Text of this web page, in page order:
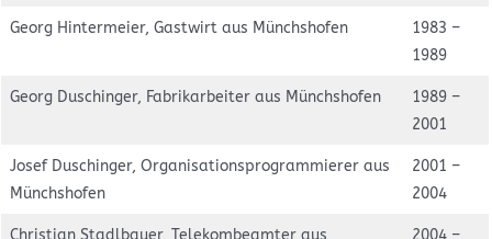
Georg Hintermeier, Gastwirt aus Münchshofen
1983 –
1989
Georg Duschinger, Fabrikarbeiter aus Münchshofen
1989 –
2001
Josef Duschinger, Organisationsprogrammierer aus
Münchshofen
2001 –
2004
Christian Stadlbauer, Telekombeamter aus
2004 –